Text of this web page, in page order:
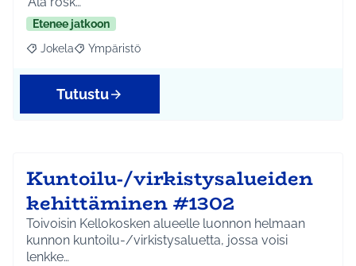
Etenee jatkoon
Rajaa tulokset aihepiirin mukaan: Jokela
Jokela Rajaa tulokset teeman mukaan: Ympäristö
Ympäristö
Tutustu
Kuntoilu-/virkistysalueiden
kehittäminen #1302
Toivoisin Kellokosken alueelle luonnon helmaan
kunnon kuntoilu-/virkistysaluetta, jossa voisi
lenkke…